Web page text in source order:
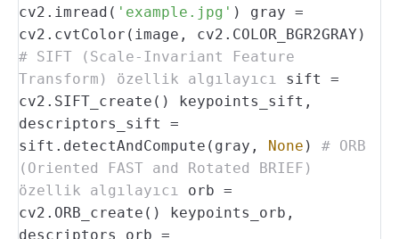
cv2.imread( 'example.jpg' )
gray =
cv2.cvtColor(image, cv2.COLOR_BGR2GRAY)
# SIFT (Scale-Invariant Feature
Transform) özellik algılayıcı
sift =
cv2.SIFT_create()
keypoints_sift,
descriptors_sift =
sift.detectAndCompute(gray,
None )
# ORB
(Oriented FAST and Rotated BRIEF)
özellik algılayıcı
orb =
cv2.ORB_create()
keypoints_orb,
descriptors_orb =